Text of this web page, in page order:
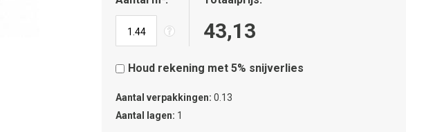
43,13
Houd rekening met 5% snijverlies
Aantal verpakkingen 0.13
Aantal lagen 1